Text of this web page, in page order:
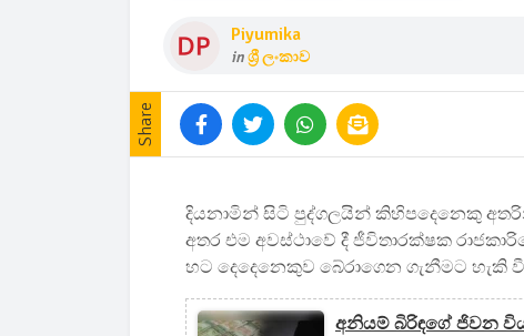
Piyumika
inශ්‍රී ලංකාව
Share
දියනාමින් සිටි පුද්ගලයින් කිහිපදෙනෙකු
අතර එම අවස්ථාවේ දී ජීවිතාරක්ෂක
හට දෙදෙනෙකුව බේරාගෙන ගැනීමට හැකි
අනියම් බිරිඳගේ ජිවන